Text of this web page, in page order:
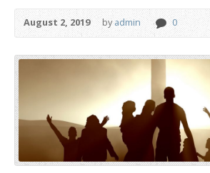
August 2, 2019 byadmin 0